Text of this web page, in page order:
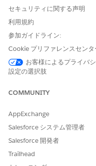
標準の取引先
トアを構成し
ナレッジ記事番号
ご意見を
セキュリティに関する声明
利用規約
参加ガイドライン:
Cookie プリファレンスセンタ
お客様によるプライバ
設定の選択肢
COMMUNITY
AppExchange
Salesforce システム管理者
Salesforce 開発者
Trailhead